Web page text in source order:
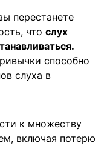
перестанете
что слух
способно
слуха в
к множеству
включая потерю